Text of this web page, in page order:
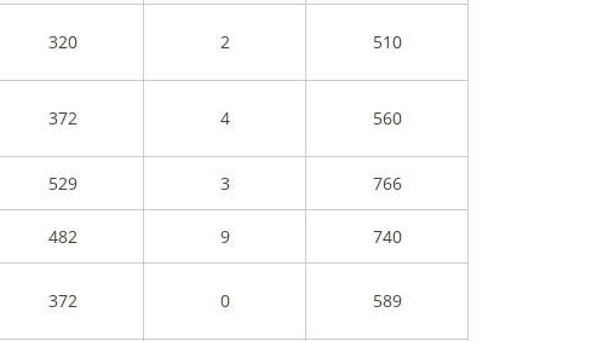
320 2 510
372 4 560
529 3 766
482 9 740
372 0 589